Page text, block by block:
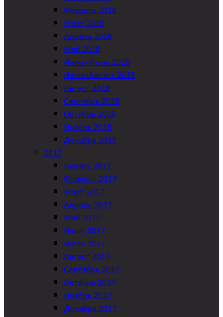
Февраль 2018
Март 2018
Апрель 2018
Май 2018
Июнь-Июль 2018
Июль-Август 2018
Август 2018
Сентябрь 2018
Октябрь 2018
Ноябрь 2018
Декабрь 2018
2017
Январь 2017
Февраль 2017
Март 2017
Апрель 2017
Май 2017
Июнь 2017
Июль 2017
Август 2017
Сентябрь 2017
Октябрь 2017
Ноябрь 2017
Декабрь 2017